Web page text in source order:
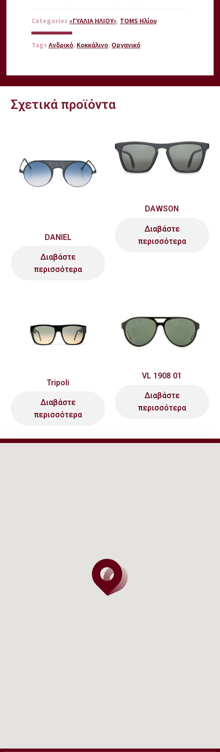
Categories «ΓΥΑΛΙΑ ΗΛΙΟΥ», TOMS Ηλίου
Tags Ανδρικό, Κοκκάλινο, Οργανικό
Σχετικά προϊόντα
DANIEL
Διαβάστε
περισσότερα
DAWSON
Διαβάστε
περισσότερα
Tripoli
Διαβάστε
περισσότερα
VL 1908 01
Διαβάστε
περισσότερα